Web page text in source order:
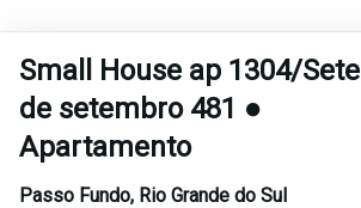
Small House ap 1304/Sete
de setembro 481 ●
Apartamento
Passo Fundo, Rio Grande do Sul